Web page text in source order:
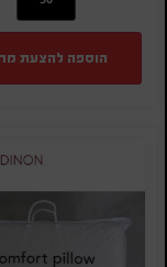
הוספה להצעת